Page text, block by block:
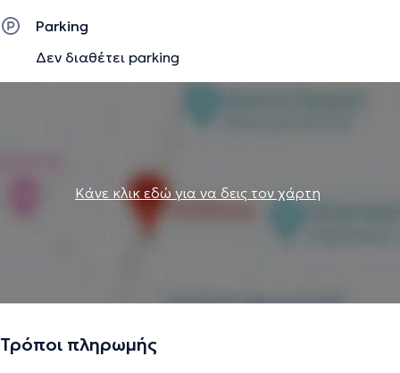
Parking
Δεν διαθέτει parking
Κάνε κλικ εδώ για να δεις τον χάρτη
Τρόποι πληρωμής